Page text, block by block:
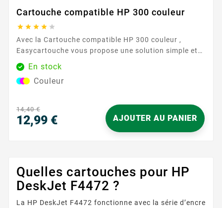
Cartouche compatible HP 300 couleur
    
Avec la Cartouche compatible HP 300 couleur ,
Easycartouche vous propose une solution simple et
fiable pour vos impressions du quotidien. Conçue
pour fonctionner avec les imprimantes utilisant la
référence HP 300 , elle offre une qualité d’image
légères. Idéale pour la maison ou le bureau, elle vous
aide à...
En stock
Couleur
14,40 €
12,99 € AJOUTER AU PANIER
Quelles cartouches pour HP
DeskJet F4472 ?
La HP DeskJet F4472 fonctionne avec la série d’encre